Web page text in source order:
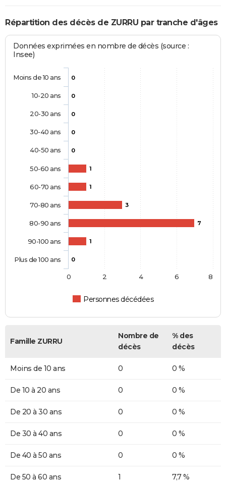
Répartition des décès de ZURRU par tranche d'âges
Données exprimées en nombre de décès (source :
Insee)
0
0
0
0
0
1
1
3
7
1
0
Personnes décédées
Moins de 10 ans
10-20 ans
20-30 ans
30-40 ans
40-50 ans
50-60 ans
60-70 ans
70-80 ans
80-90 ans
90-100 ans
Plus de 100 ans
0 2 4 6 8
Famille ZURRU
Nombre de
décès
% des
décès
Moins de 10 ans 0 0 %
De 10 à 20 ans 0 0 %
De 20 à 30 ans 0 0 %
De 30 à 40 ans 0 0 %
De 40 à 50 ans 0 0 %
De 50 à 60 ans 1 7,7 %